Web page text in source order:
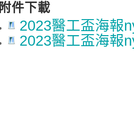
附件下載
2023醫工盃海報
2023醫工盃海報